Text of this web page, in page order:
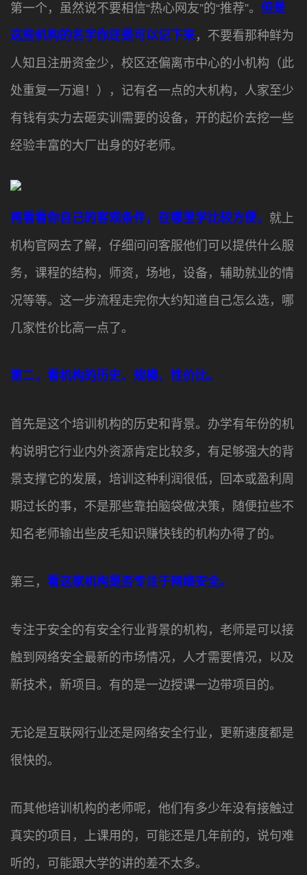
第一个，虽然说不要相信“热心网友”的“推荐”。 但是
这些机构的名字你还是可以记下来，不要看那种鲜为
人知且注册资金少，校区还偏离市中心的小机构（此
处重复一万遍！），记有名一点的大机构，人家至少
有钱有实力去砸实训需要的设备，开的起价去挖一些
经验丰富的大厂出身的好老师。
再看看你自己的客观条件，在哪里学比较方便， 就上
机构官网去了解，仔细问问客服他们可以提供什么服
务，课程的结构，师资，场地，设备，辅助就业的情
况等等。这一步流程走完你大约知道自己怎么选，哪
几家性价比高一点了。
第二，看机构的历史、规模、性价比。
首先是这个培训机构的历史和背景。办学有年份的机
构说明它行业内外资源肯定比较多，有足够强大的背
景支撑它的发展，培训这种利润很低，回本或盈利周
期过长的事，不是那些靠拍脑袋做决策，随便拉些不
知名老师输出些皮毛知识赚快钱的机构办得了的。
第三， 看这家机构是否专注于网络安全。
专注于安全的有安全行业背景的机构，老师是可以接
触到网络安全最新的市场情况，人才需要情况，以及
新技术，新项目。有的是一边授课一边带项目的。
无论是互联网行业还是网络安全行业，更新速度都是
很快的。
而其他培训机构的老师呢，他们有多少年没有接触过
真实的项目，上课用的，可能还是几年前的，说句难
听的，可能跟大学的讲的差不太多。